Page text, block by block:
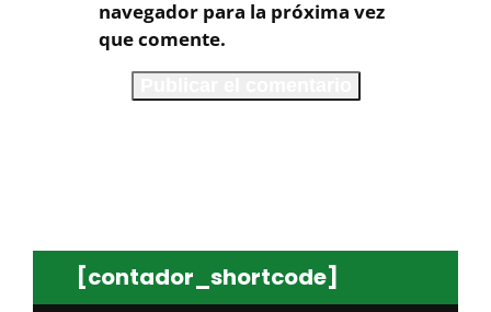
navegador para la próxima vez
que comente.
[contador_shortcode]